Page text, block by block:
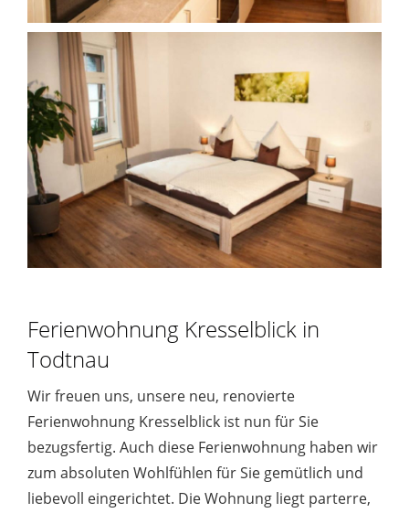
Ferienwohnung Kresselblick in
Todtnau
Wir freuen uns, unsere neu, renovierte
Ferienwohnung Kresselblick ist nun für Sie
bezugsfertig. Auch diese Ferienwohnung haben wir
zum absoluten Wohlfühlen für Sie gemütlich und
liebevoll eingerichtet. Die Wohnung liegt parterre,